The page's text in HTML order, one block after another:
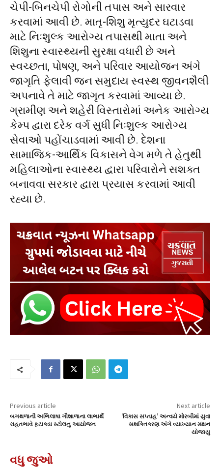
ચેપી-બિનચેપી રોગોની તપાસ અને સારવાર
કરવામાં આવી છે. માતૃ-શિશુ મૃત્યુદર ઘટાડવા
માટે નિઃશુલ્ક આરોગ્ય તપાસથી માતા અને
શિશુના સ્વાસ્થ્યની સુરક્ષા વધારી છે અને
સ્વચ્છતા, પોષણ, અને પરિવાર આયોજન અંગે
જાગૃતિ ફેલાવી જન સમુદાય સ્વસ્થ જીવનશૈલી
અપનાવે તે માટે જાગૃત કરવામાં આવ્યા છે.
ગ્રામીણ અને શહેરી વિસ્તારોમાં અનેક આરોગ્ય
કેમ્પ દ્વારા દરેક વર્ગ સુધી નિઃશુલ્ક આરોગ્ય
સેવાઓ પહોંચાડવામાં આવી છે. દેશના
સામાજિક-આર્થિક વિકાસને વેગ મળે તે હેતુથી
મહિલાઓના સ્વાસ્થ્ય દ્વારા પરિવારોને સશક્ત
બનાવવા સરકાર દ્વારા પ્રયાસ કરવામાં આવી
રહ્યા છે.
Previous article
બગથળાની અભિલાષા ગૌશાળાના લાભાર્થે
રાહતભાવે ફટાકડા સ્ટોલનુ આયોજન
Next article
‘વિકાસ સપ્તાહ’ અન્વયે મોરબીમાં યુવા
સશક્તિકરણ અંગે વ્યાખ્યાન મંથન
યોજાયુ
વધુ જુઓ